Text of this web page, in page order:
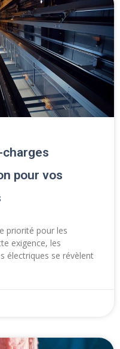
pour vos
priorité pour les
exigence, les
électriques se révèlent